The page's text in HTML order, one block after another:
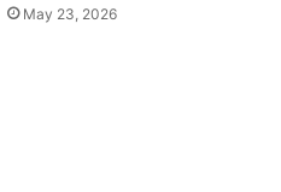
May 23, 2026